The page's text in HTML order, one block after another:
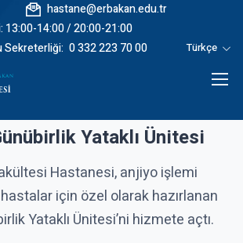
hastane@erbakan.edu.tr
13:00-14:00 / 20:00-21:00
Sekreterliği: 0 332 223 70 00 Türkçe
Yataklı Ünitesi
Hastanesi, anjiyo işlemi
için özel olarak hazırlanan
Yataklı Ünitesi’ni hizmete açtı.